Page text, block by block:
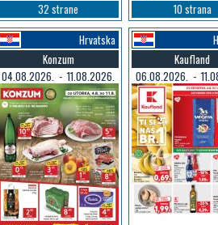
32 strane
10 strana
Hrvatska
Konzum
04.08.2026. - 11.08.2026.
Kaufland
06.08.2026. -